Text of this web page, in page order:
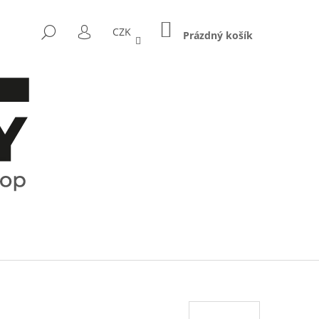
HLEDAT
PŘIHLÁŠENÍ
CZK NÁKUPNÍ
KOŠÍK
Prázdný košík